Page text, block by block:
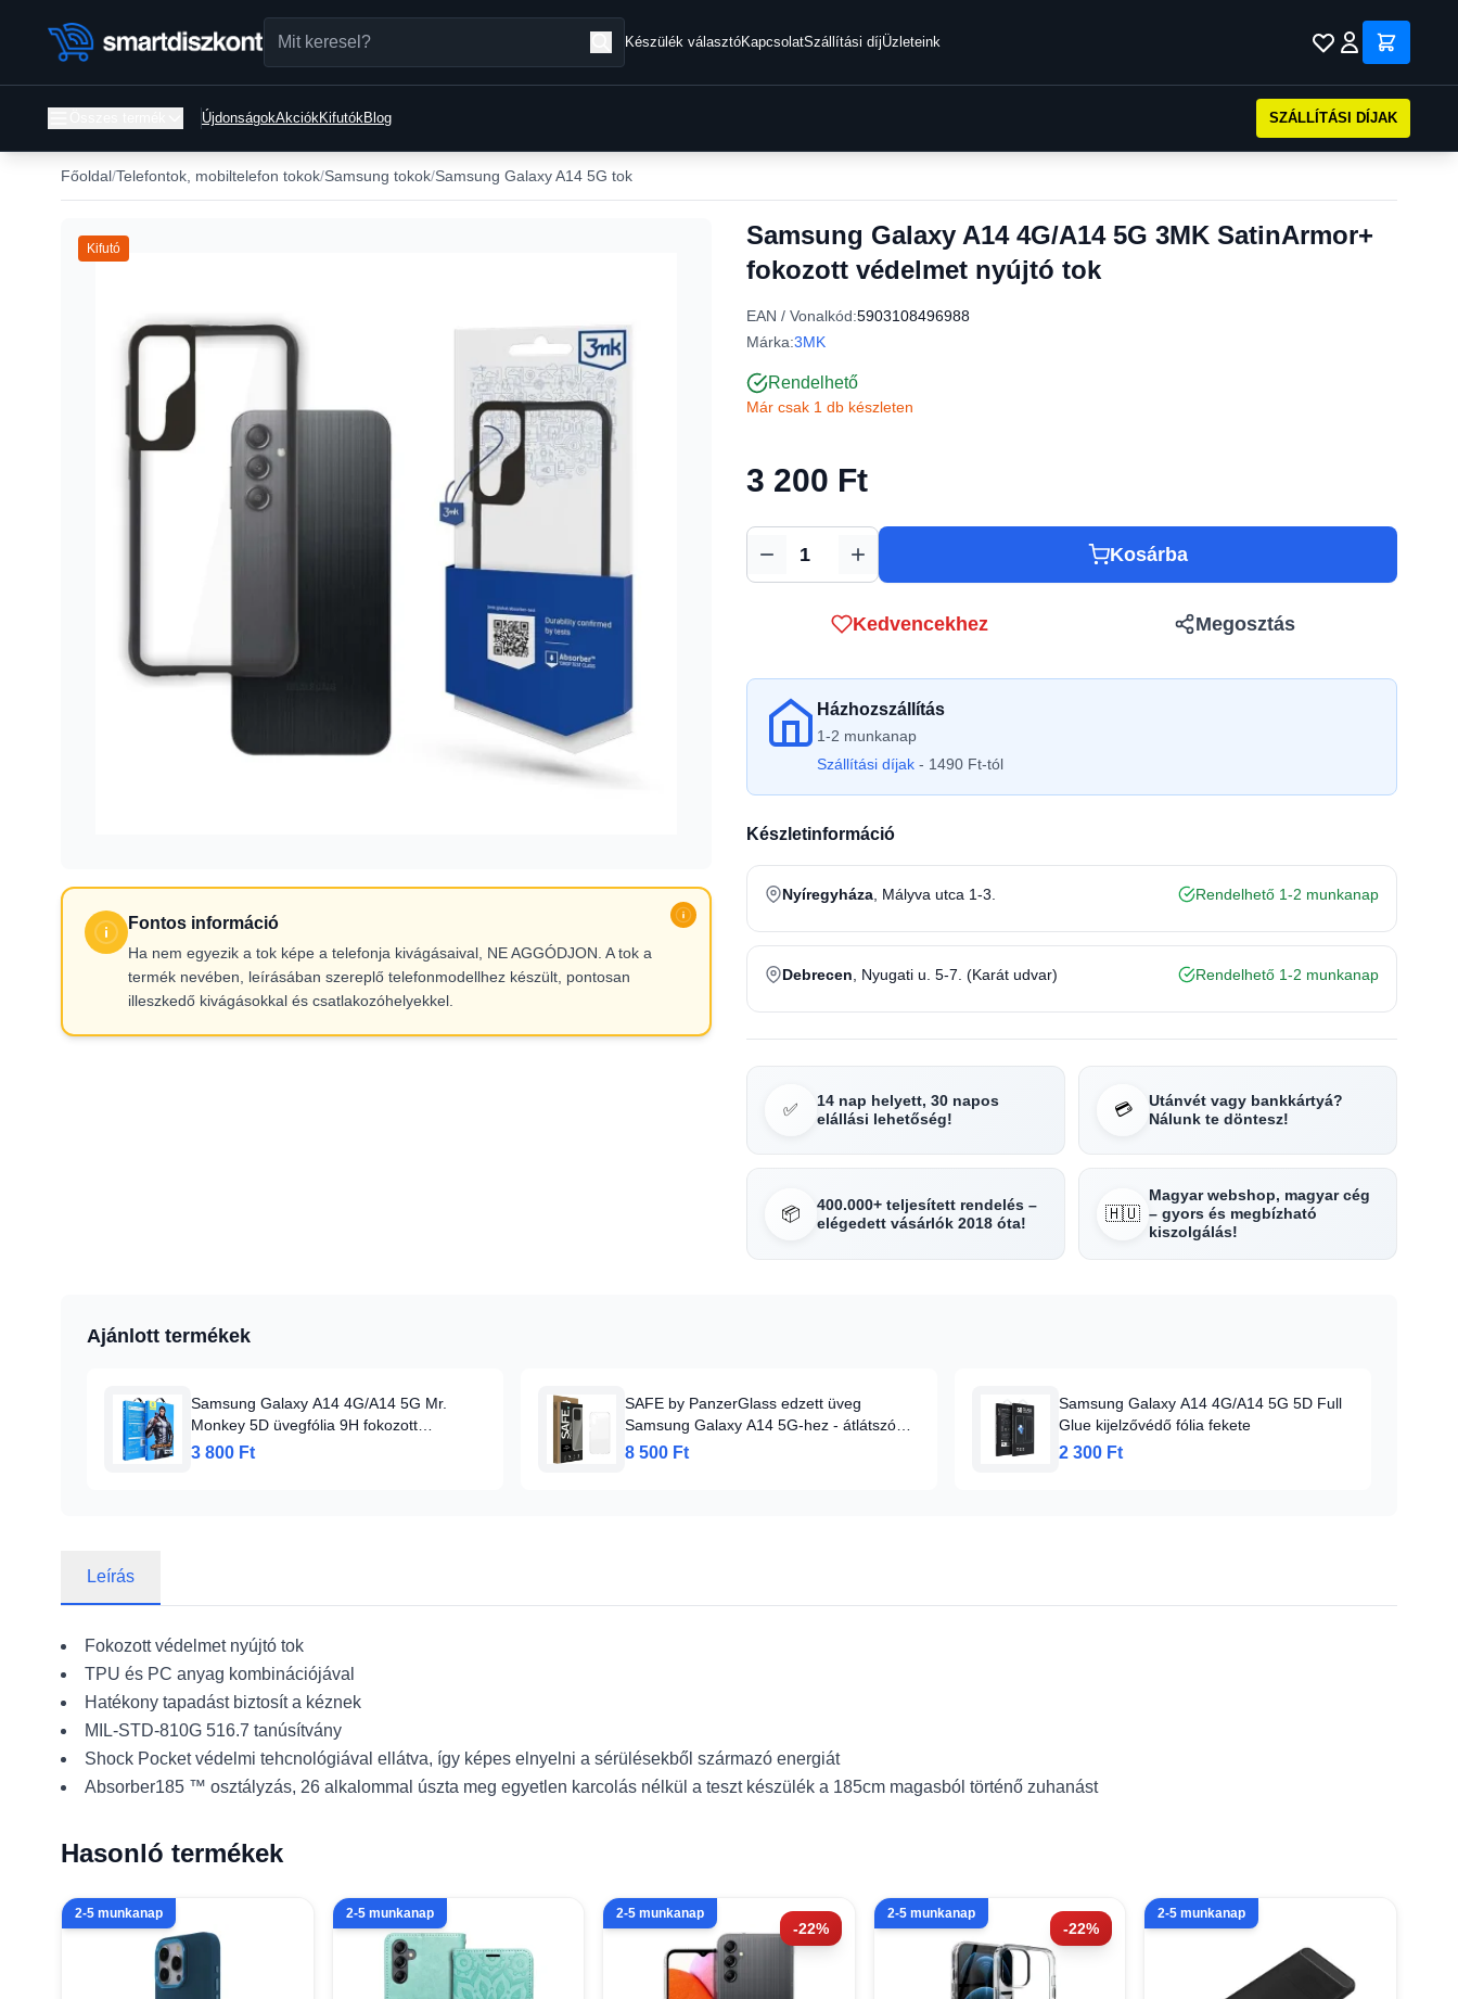
Készülék választóKapcsolatSzállítási díjÜzleteink
ÚjdonságokAkciókKifutókBlog SZÁLLÍTÁSI DÍJAK
Főoldal Telefontok, mobiltelefon tokok Samsung tokok Samsung Galaxy A14 5G tok
Fontos információ
Ha nem egyezik a tok képe a telefonja kivágásaival, NE AGGÓDJON. A tok a
termék nevében, leírásában szereplő telefonmodellhez készült, pontosan
illeszkedő kivágásokkal és csatlakozóhelyekkel.
Kifutó
Samsung Galaxy A14 4G/A14 5G 3MK SatinArmor+
fokozott védelmet nyújtó tok
EAN / Vonalkód:5903108496988
Márka:3MK
Rendelhető
Már csak 1 db készleten
3 200 Ft
Mennyiség Kosárba
Kedvencekhez Megosztás
Házhozszállítás
1-2 munkanap
Szállítási díjak - 1490 Ft-tól
Készletinformáció
Nyíregyháza , Mályva utca 1-3. Rendelhető 1-2 munkanap
Debrecen , Nyugati u. 5-7. (Karát udvar) Rendelhető 1-2 munkanap
✅
14 nap helyett, 30 napos
elállási lehetőség!
💳
Utánvét vagy bankkártyá?
Nálunk te döntesz!
📦
400.000+ teljesített rendelés –
elégedett vásárlók 2018 óta!
🇭🇺
Magyar webshop, magyar cég
– gyors és megbízható
kiszolgálás!
Ajánlott termékek
Samsung Galaxy A14 4G/A14 5G Mr.
Monkey 5D üvegfólia 9H fokozott
védelemmel fekete kerettel
3 800 Ft
SAFE by PanzerGlass edzett üveg
Samsung Galaxy A14 5G-hez - átlátszó
üvegfólia
8 500 Ft
Samsung Galaxy A14 4G/A14 5G 5D Full
Glue kijelzővédő fólia fekete
2 300 Ft
Leírás
Fokozott védelmet nyújtó tok
TPU és PC anyag kombinációjával
Hatékony tapadást biztosít a kéznek
MIL-STD-810G 516.7 tanúsítvány
Shock Pocket védelmi tehcnológiával ellátva, így képes elnyelni a sérülésekből származó energiát
Absorber185 ™ osztályzás, 26 alkalommal úszta meg egyetlen karcolás nélkül a teszt készülék a 185cm magasból történő zuhanást
Hasonló termékek
2-5 munkanap 2-5 munkanap
-22%
2-5 munkanap
-22%
2-5 munkanap 2-5 munkanap